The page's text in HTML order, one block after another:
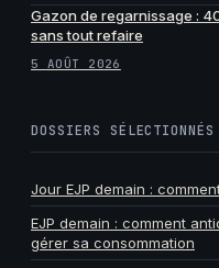
Gazon de regarnissage :
sans tout refaire
5 AOÛT 2026
DOSSIERS SÉLECTIONNÉS
Jour EJP demain :
EJP demain : comment
gérer sa consommation